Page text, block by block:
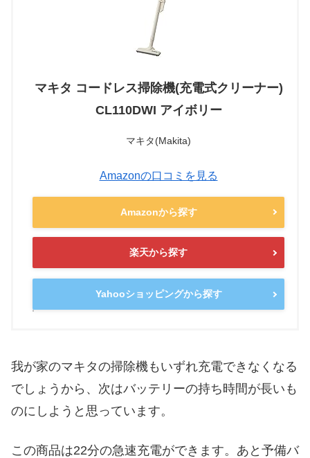
マキタ コードレス掃除機(充電式クリーナー)
CL110DWI アイボリー
マキタ(Makita)
Amazonの口コミを見る
Amazonから探す
楽天から探す
Yahooショッピングから探す
我が家のマキタの掃除機もいずれ充電できなくなる
でしょうから、次はバッテリーの持ち時間が長いも
のにしようと思っています。
この商品は22分の急速充電ができます。あと予備バ